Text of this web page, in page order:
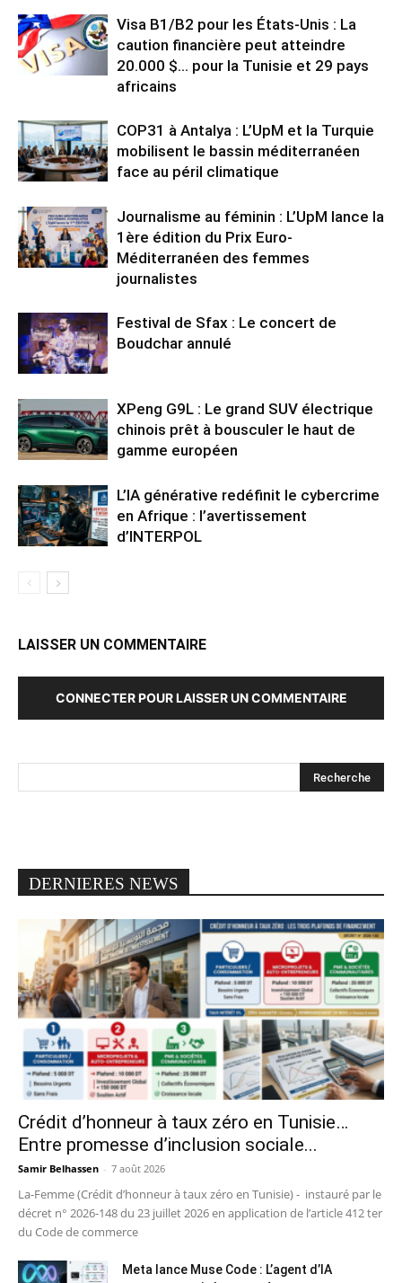
Visa B1/B2 pour les États-Unis : La
caution financière peut atteindre
20.000 $… pour la Tunisie et 29 pays
africains
COP31 à Antalya : L’UpM et la Turquie
mobilisent le bassin méditerranéen
face au péril climatique
Journalisme au féminin : L’UpM lance la
1ère édition du Prix Euro-
Méditerranéen des femmes
journalistes
Festival de Sfax : Le concert de
Boudchar annulé
XPeng G9L : Le grand SUV électrique
chinois prêt à bousculer le haut de
gamme européen
L’IA générative redéfinit le cybercrime
en Afrique : l’avertissement
d’INTERPOL
LAISSER UN COMMENTAIRE
CONNECTER POUR LAISSER UN COMMENTAIRE
DERNIERES NEWS
Crédit d’honneur à taux zéro en Tunisie…
Entre promesse d’inclusion sociale...
Samir Belhassen - 7 août 2026
La-Femme (Crédit d’honneur à taux zéro en Tunisie) - instauré par le
décret n° 2026-148 du 23 juillet 2026 en application de l’article 412 ter
du Code de commerce
Meta lance Muse Code : L’agent d’IA